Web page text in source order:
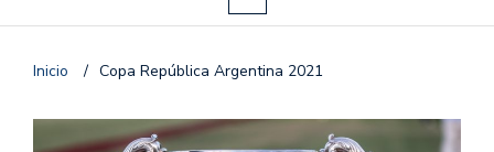
Inicio / Copa República Argentina 2021